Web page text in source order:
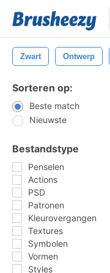
Zwart Ontwerp
Sorteren op:
Beste match
Nieuwste
Bestandstype
Penselen
Actions
PSD
Patronen
Kleurovergangen
Textures
Symbolen
Vormen
Styles